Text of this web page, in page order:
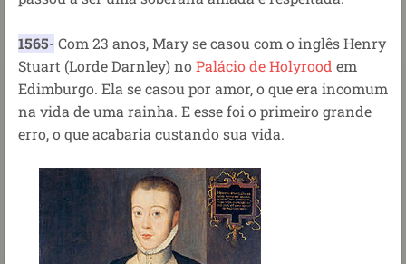
1565- Com 23 anos, Mary se casou com o inglês Henry
Stuart (Lorde Darnley) noPalácio de Holyrood em
Edimburgo. Ela se casou por amor, o que era incomum
na vida de uma rainha. E esse foi o primeiro grande
erro, o que acabaria custando sua vida.